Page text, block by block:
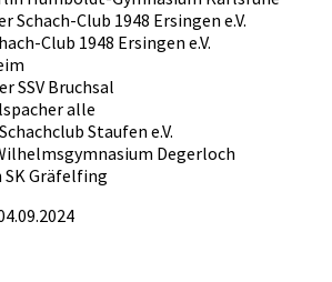
Schach-Club 1948 Ersingen e.V.
Club 1948 Ersingen e.V.
SSV Bruchsal
alle
Staufen e.V.
Degerloch
SK Gräfelfing